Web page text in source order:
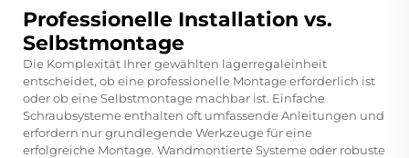
Professionelle Installation vs.
Selbstmontage
Die Komplexität Ihrer gewählten lagerregaleinheit
entscheidet, ob eine professionelle Montage erforderlich ist
oder ob eine Selbstmontage machbar ist. Einfache
Schraubsysteme enthalten oft umfassende Anleitungen und
erfordern nur grundlegende Werkzeuge für eine
erfolgreiche Montage. Wandmontierte Systeme oder robuste